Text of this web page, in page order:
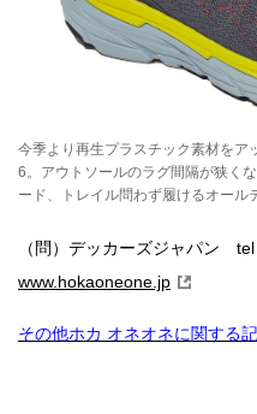
今季より再生プラスチック素材をア
6。アウトソールのラグ間隔が狭く
ード、トレイル問わず履けるオール
（問）デッカーズジャパン
www.hokaoneone.jp
その他ホカ オネオネに関する